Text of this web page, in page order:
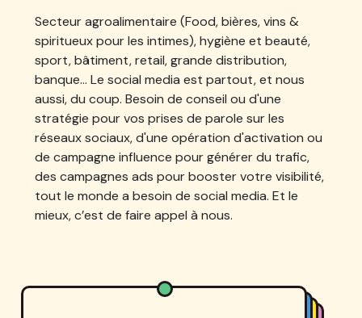
Secteur agroalimentaire (Food, bières, vins &
spiritueux pour les intimes), hygiène et beauté,
sport, bâtiment, retail, grande distribution,
banque… Le social media est partout, et nous
aussi, du coup. Besoin de conseil ou d'une
stratégie pour vos prises de parole sur les
réseaux sociaux, d'une opération d'activation ou
de campagne influence pour générer du trafic,
des campagnes ads pour booster votre visibilité,
tout le monde a besoin de social media. Et le
mieux, c’est de faire appel à nous.